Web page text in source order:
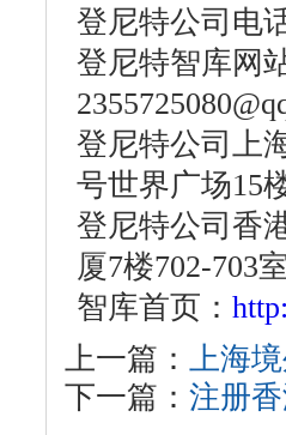
登尼特公司电
登尼特智库网
登尼特公司上
号世界广场15
登尼特公司香
厦7楼702-703
智库首页：
上一篇： 上海
下一篇： 注册